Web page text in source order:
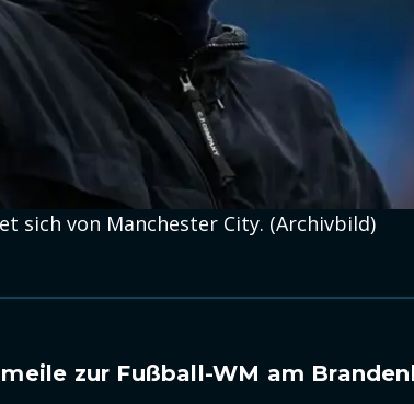
sich von Manchester City. (Archivbild)
zur Fußball-WM am